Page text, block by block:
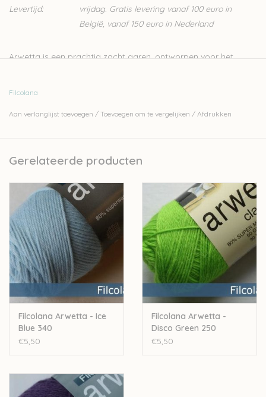
Levertijd:
vrijdag. Gratis levering vanaf 100 euro in
België, vanaf 150 euro in Nederland
Arwetta is een prachtig zacht garen, ontworpen voor het
sokkengaren is.
50gr - 210m
Stekenverhouding: 28 a 32 steken voor 10cm
Machinewasbaar
Let op: de kleur op beeld kan afwijken van de werkelijke kleur.
Filcolana
Aan verlanglijst toevoegen / Toevoegen om te vergelijken / Afdrukken
Gerelateerde producten
Filcolana Arwetta - Ice
Blue 340
€5,50
Filcolana Arwetta -
Disco Green 250
€5,50